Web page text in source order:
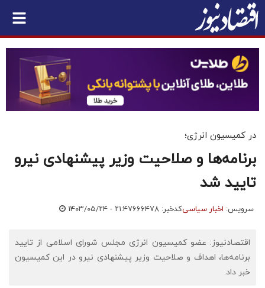
در کمیسیون انرژی؛
برنامه‌ها و صلاحیت وزیر پیشنهادی نیرو
تایید شد
سرویس: اخبار سیاسیکدخبر: ۶۶۶۴۷۸ ۱۴۰۳/۰۵/۲۴ - ۲۱:۴۷
اقتصادنیوز: عضو کمیسیون انرژی مجلس شورای اسلامی از تایید
برنامه‌ها، اهداف و صلاحیت وزیر پیشنهادی نیرو در این کمیسیون
خبر داد.